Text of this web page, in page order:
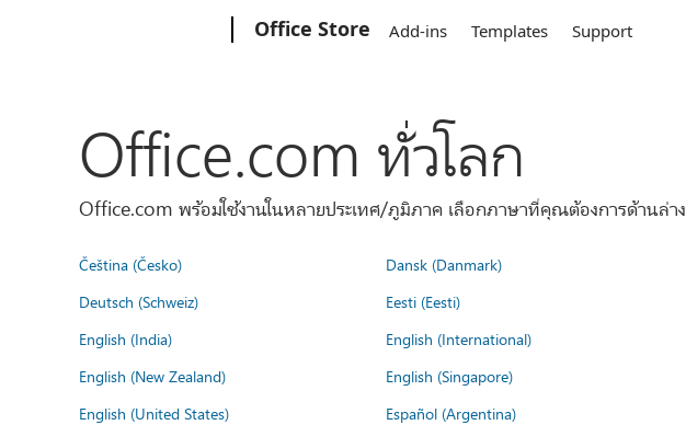
Office Store Add-ins Templates Support
Office.com ทั่วโลก
Office.com พร้อมใช้งานในหลายประเทศ/ภูมิภาค เลือกภาษาที่คุณต้องการด้านล่าง
Čeština (Česko) Dansk (Danmark)
Deutsch (Schweiz)
Eesti (Eesti)
English (India)
English (International)
English (New Zealand)
English (Singapore)
English (United States)
Español (Argentina)